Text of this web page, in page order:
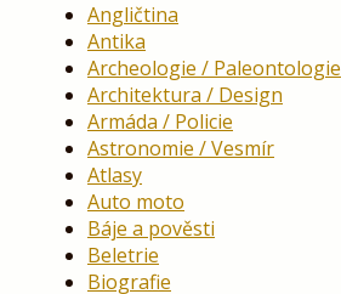
Angličtina
Antika
Archeologie / Paleontologie
Architektura / Design
Armáda / Policie
Astronomie / Vesmír
Atlasy
Auto moto
Báje a pověsti
Beletrie
Biografie